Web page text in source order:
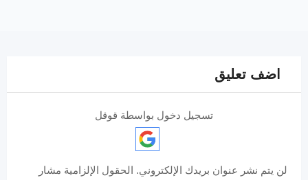
اضف تعليق
تسجيل دخول بواسطة قوقل
لن يتم نشر عنوان بريدك الإلكتروني. الحقول الإلزامية مشار